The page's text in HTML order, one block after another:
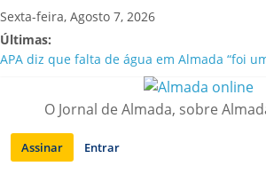
Saltar
para
conteúdo
Sexta-feira, Agosto 7, 2026
Últimas:
APA diz que falta de água em Almada “foi
Laranjeiro | Cultura pop asiática invade a
Ponte 25 de Abril celebra 60 anos com
Lisboa e Almada
Situação de alerta em Almada renovada até
O Jornal de Almada, sobre
Assinar Entrar